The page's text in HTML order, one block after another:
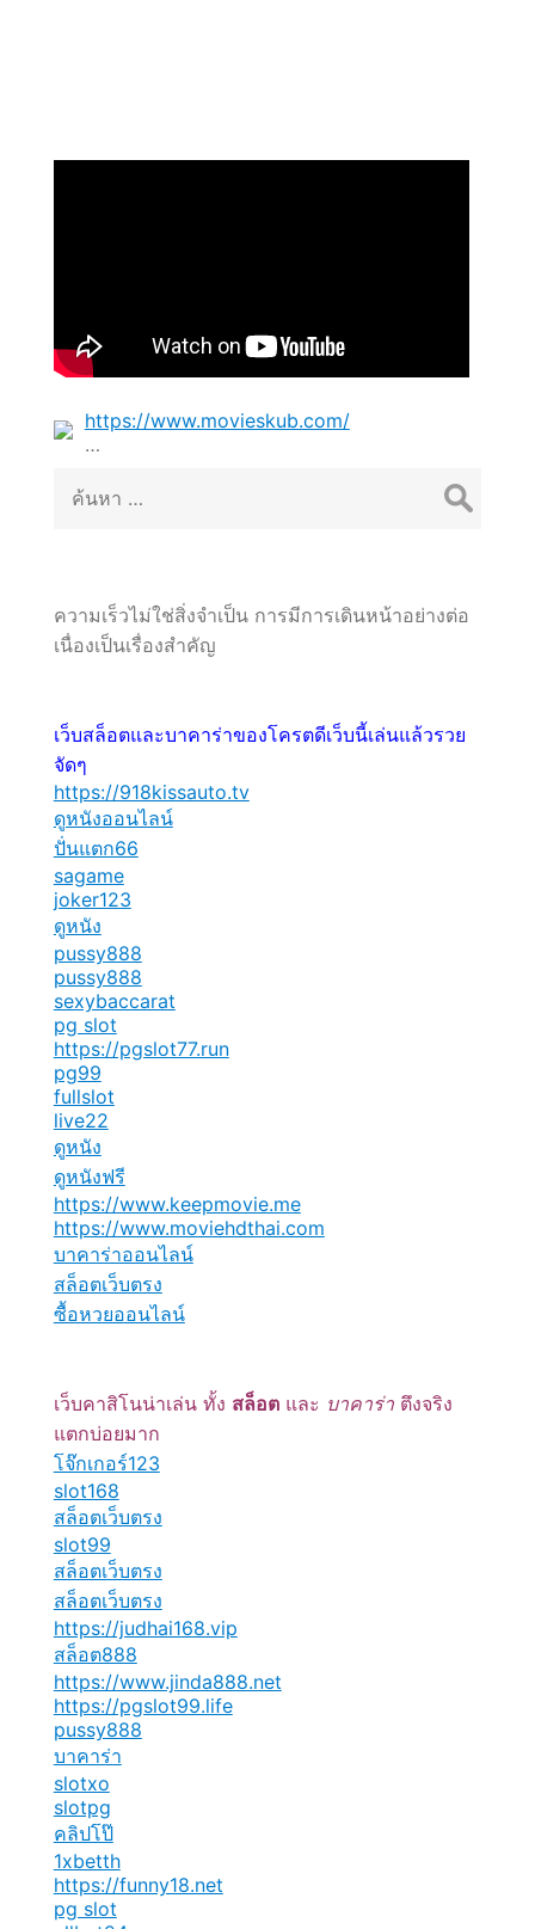
https://www.movieskub.com/
…
สำหรับ:
ความเร็วไม่ใช่สิ่งจำเป็น การมีการเดินหน้าอย่างต่อ
เนื่องเป็นเรื่องสำคัญ
เว็บสล็อตและบาคาร่าของโครตดีเว็บนี้เล่นแล้วรวย
จัดๆ
https://918kissauto.tv
ดูหนังออนไลน์
ปั่นแตก66
sagame
joker123
ดูหนัง
pussy888
pussy888
sexybaccarat
pg slot
https://pgslot77.run
pg99
fullslot
live22
ดูหนัง
ดูหนังฟรี
https://www.keepmovie.me
https://www.moviehdthai.com
บาคาร่าออนไลน์
สล็อตเว็บตรง
ซื้อหวยออนไลน์
เว็บคาสิโนน่าเล่น ทั้ง สล็อตและ บาคาร่าตึงจริง
แตกบ่อยมาก
โจ๊กเกอร์123
slot168
สล็อตเว็บตรง
slot99
สล็อตเว็บตรง
สล็อตเว็บตรง
https://judhai168.vip
สล็อต888
https://www.jinda888.net
https://pgslot99.life
pussy888
บาคาร่า
slotxo
slotpg
คลิปโป๊
1xbetth
https://funny18.net
pg slot